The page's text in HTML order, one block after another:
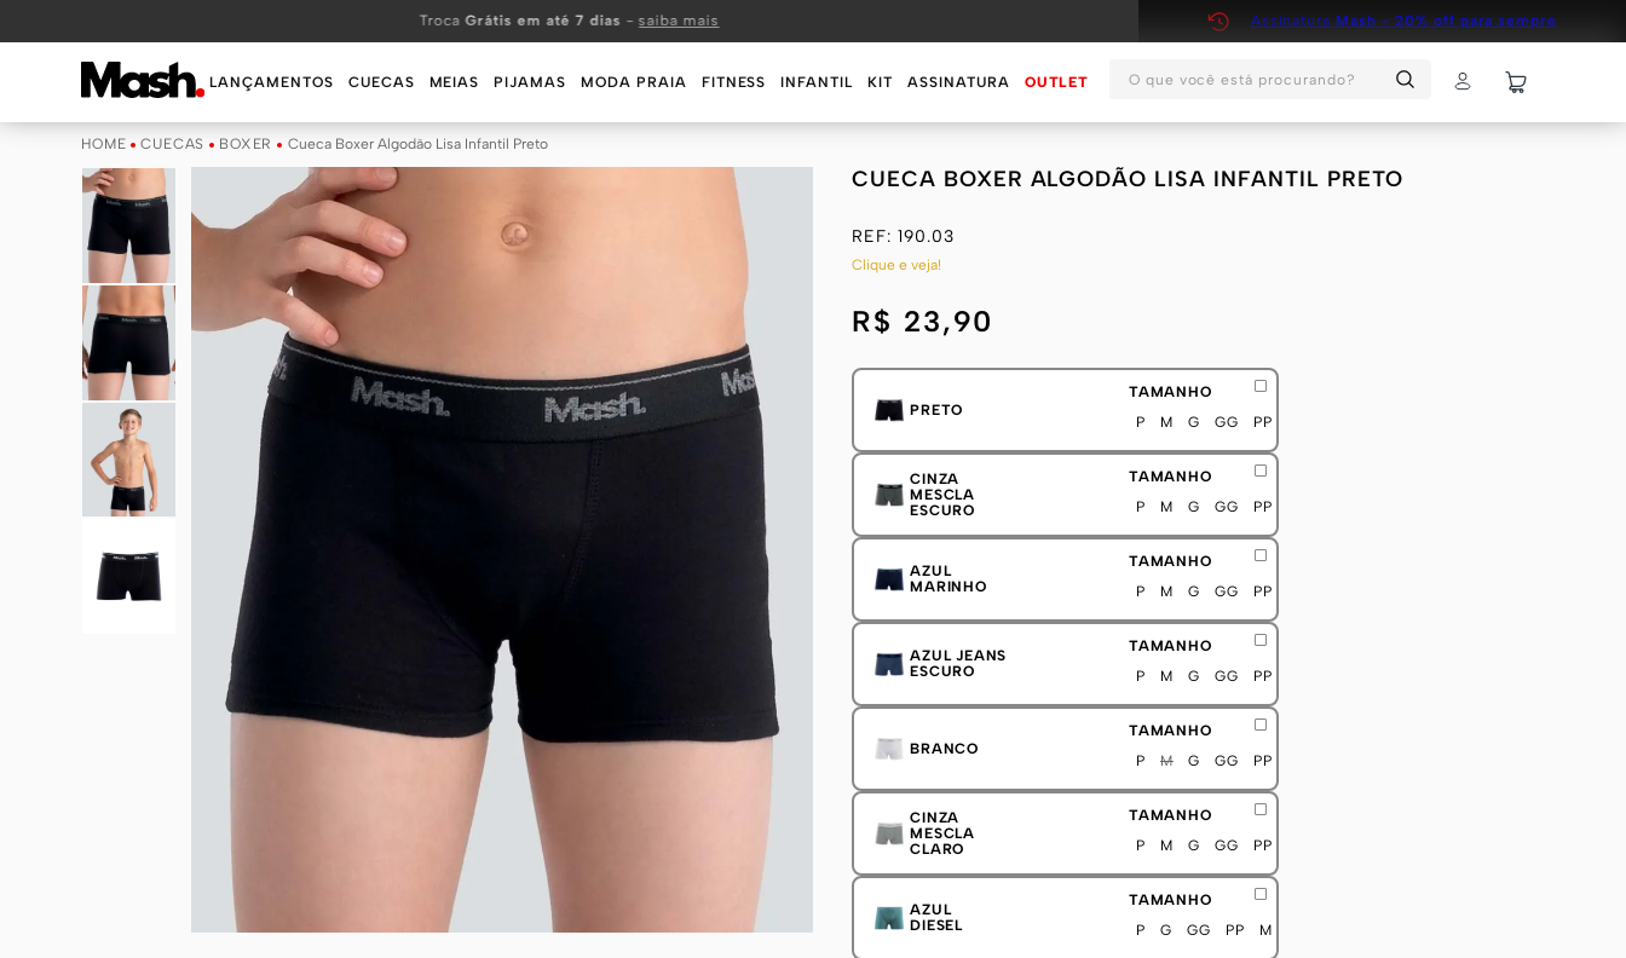
TrocaGrátis em até 7 dias -saiba mais Assinatura Mash - 20% off para sempre
LANÇAMENTOS CUECAS MEIAS PIJAMAS MODA PRAIA FITNESS INFANTIL KIT ASSINATURA OUTLET
O que você está procurando?
CUECAS BOXER Cueca Boxer Algodão Lisa Infantil Preto
CUECA BOXER ALGODÃO LISA INFANTIL PRETO
REF: 190.03
Clique e veja!
R$ 23,90
PRETO
TAMANHO
P
M G GG PP
CINZA
MESCLA
ESCURO
TAMANHO
P
M G GG PP
AZUL
MARINHO
TAMANHO
P
M G GG PP
AZUL JEANS
ESCURO
TAMANHO
P
M G GG PP
BRANCO
TAMANHO
P
M G GG PP
CINZA
MESCLA
CLARO
TAMANHO
P
M G GG PP
AZUL
DIESEL
TAMANHO
P
G GG PP M
2º INFANTIL
KITS
SUNGA
CUECA
MEIA
KIT CUECA
KIT CUECAS
KIT CUECA BOXER